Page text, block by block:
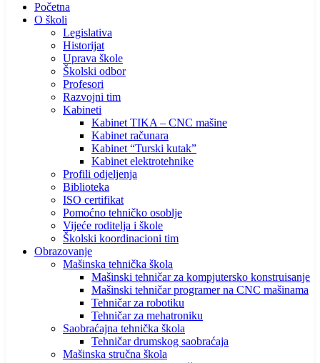
Početna
O školi
Legislativa
Historijat
Uprava škole
Školski odbor
Profesori
Razvojni tim
Kabineti
Kabinet TIKA – CNC mašine
Kabinet računara
Kabinet “Turski kutak”
Kabinet elektrotehnike
Profili odjeljenja
Biblioteka
ISO certifikat
Pomoćno tehničko osoblje
Vijeće roditelja i škole
Školski koordinacioni tim
Obrazovanje
Mašinska tehnička škola
Mašinski tehničar za kompjutersko konstruisanje
Mašinski tehničar programer na CNC mašinama
Tehničar za robotiku
Tehničar za mehatroniku
Saobraćajna tehnička škola
Tehničar drumskog saobraćaja
Mašinska stručna škola